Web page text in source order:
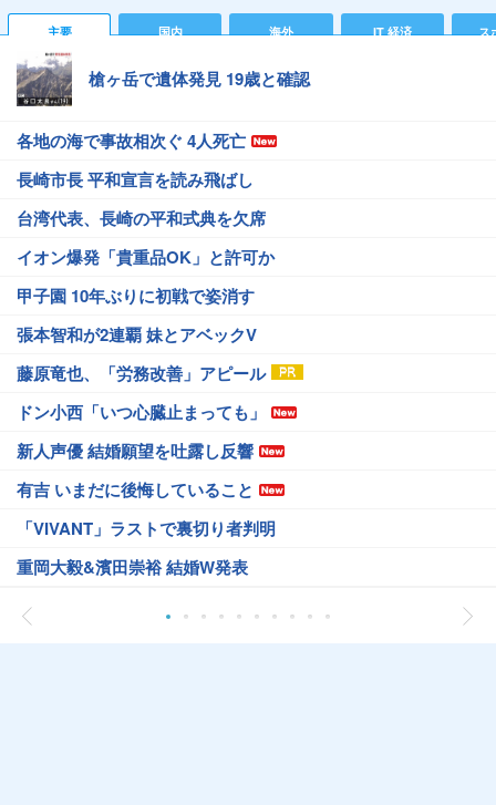
主要 国内 海外 IT 経済 ス
槍ヶ岳で遺体発見 19歳と確認
各地の海で事故相次ぐ 4人死亡
長崎市長 平和宣言を読み飛ばし
台湾代表、長崎の平和式典を欠席
イオン爆発「貴重品OK」と許可か
甲子園 10年ぶりに初戦で姿消す
張本智和が2連覇 妹とアベックV
藤原竜也、「労務改善」アピール
ドン小西「いつ心臓止まっても」
新人声優 結婚願望を吐露し反響
有吉 いまだに後悔していること
「VIVANT」ラストで裏切り者判明
重岡大毅&濱田崇裕 結婚W発表